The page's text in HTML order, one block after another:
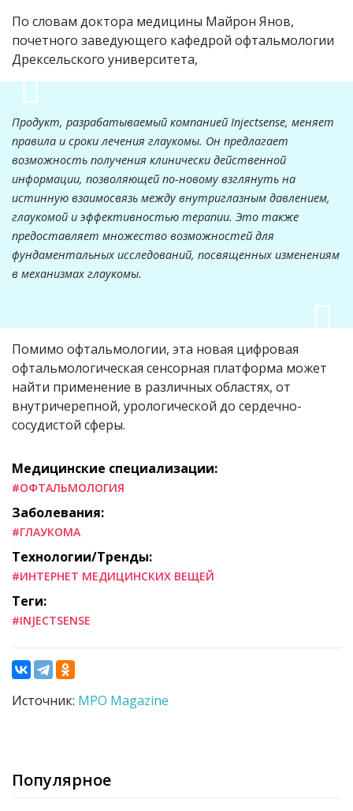
По словам доктора медицины Майрон Янов,
почетного заведующего кафедрой офтальмологии
Дрексельского университета,
Продукт, разрабатываемый компанией Injectsense, меняет
правила и сроки лечения глаукомы. Он предлагает
возможность получения клинически действенной
информации, позволяющей по-новому взглянуть на
истинную взаимосвязь между внутриглазным давлением,
глаукомой и эффективностью терапии. Это также
предоставляет множество возможностей для
фундаментальных исследований, посвященных изменениям
в механизмах глаукомы.
Помимо офтальмологии, эта новая цифровая
офтальмологическая сенсорная платформа может
найти применение в различных областях, от
внутричерепной, урологической до сердечно-
сосудистой сферы.
Медицинские специализации:
#ОФТАЛЬМОЛОГИЯ
Заболевания:
#ГЛАУКОМА
Технологии/Тренды:
#ИНТЕРНЕТ МЕДИЦИНСКИХ ВЕЩЕЙ
Теги:
#INJECTSENSE
Источник: MPO Magazine
Популярное